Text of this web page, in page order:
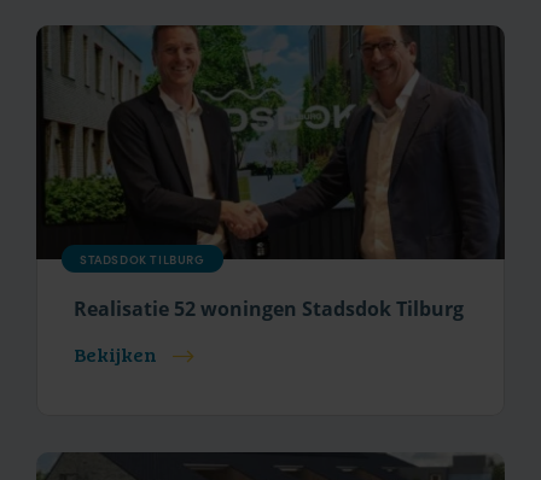
STADSDOK TILBURG
Realisatie 52 woningen Stadsdok Tilburg
Bekijken